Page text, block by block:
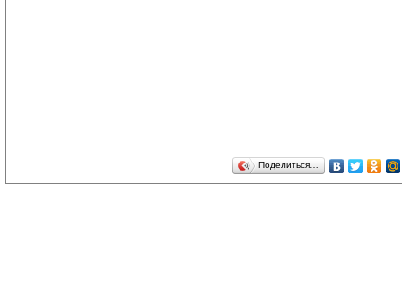
Поделиться…